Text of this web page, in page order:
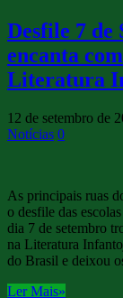
Desfile 7 de
encanta
Literatura
12 de setembro de
Notícias 0
As principais ruas
o desfile das
dia 7 de setembro
na Literatura
do Brasil e deixou
Ler Mais»